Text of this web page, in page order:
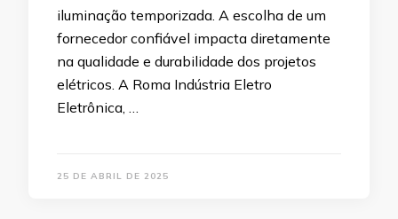
iluminação temporizada. A escolha de um
fornecedor confiável impacta diretamente
na qualidade e durabilidade dos projetos
elétricos.​ A Roma Indústria Eletro
Eletrônica, …
25 DE ABRIL DE 2025